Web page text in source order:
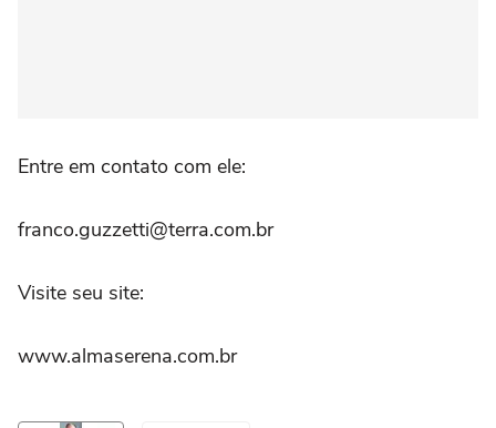
Entre em contato com ele:
franco.guzzetti@terra.com.br
Visite seu site:
www.almaserena.com.br